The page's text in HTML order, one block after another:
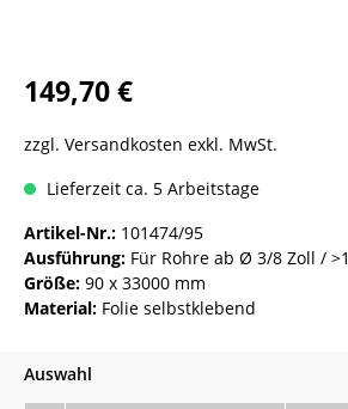
149,70 €
zzgl. Versandkosten exkl. MwSt.
Lieferzeit ca. 5 Arbeitstage
Artikel-Nr.: 101474/95
Ausführung: Für Rohre ab Ø 3/8 Zoll /
Größe: 90 x 33000 mm
Material: Folie selbstklebend
Auswahl